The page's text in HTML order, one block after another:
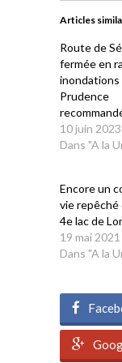
Articles
Route de
fermée en
inondations
Prudence
10 juin 2023
Dans "A la
Encore un
vie repêché
4e lac de
19 mai 2021
Dans "A la